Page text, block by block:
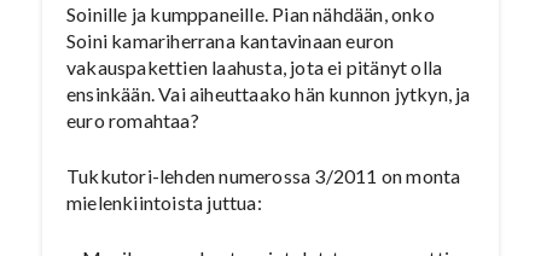
Soinille ja kumppaneille. Pian nähdään, onko
Soini kamariherrana kantavinaan euron
vakauspakettien laahusta, jota ei pitänyt olla
ensinkään. Vai aiheuttaako hän kunnon jytkyn, ja
euro romahtaa?
Tukkutori-lehden numerossa 3/2011 on monta
mielenkiintoista juttua: